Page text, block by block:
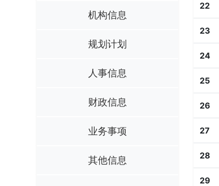
机构信息
规划计划
人事信息
财政信息
业务事项
其他信息
22
23
24
25
26
27
28
29